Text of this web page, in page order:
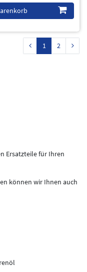
1 2
Ersatzteile für Ihren
können wir Ihnen auch